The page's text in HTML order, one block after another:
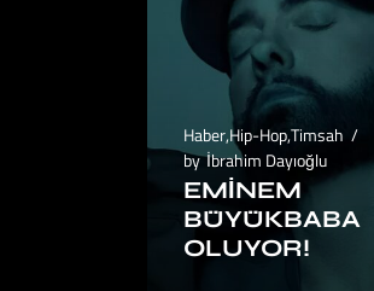
Haber,Hip-Hop,Timsah
by İbrahim Dayıoğlu
EMINEM
BÜYÜKBABA
OLUYOR!